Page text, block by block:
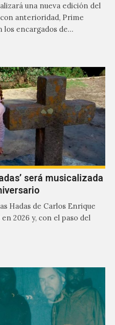
una nueva edición del
anterioridad, Prime
los encargados de
será musicalizada
Hadas de Carlos Enrique
2026 y, con el paso del